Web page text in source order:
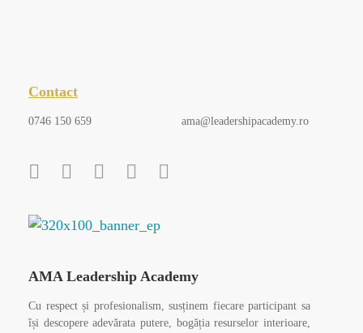
Contact
0746 150 659 ama@leadershipacademy.ro
AMA Leadership Academy
Cu respect și profesionalism, susținem fiecare participant sa
își descopere adevărata putere, bogăția resurselor interioare,